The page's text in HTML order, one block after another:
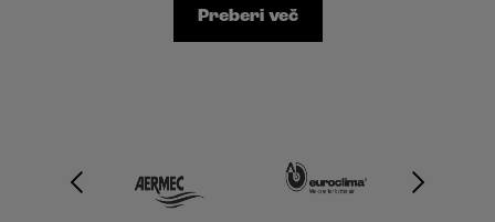
Preberi več